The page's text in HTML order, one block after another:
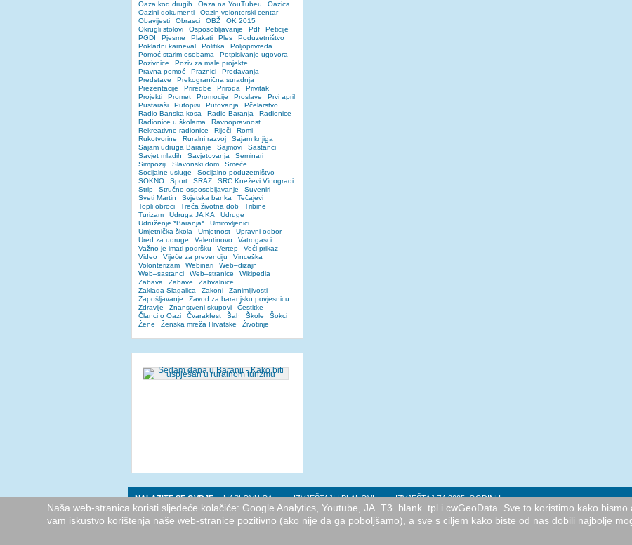
Oaza kod drugih
Oaza na YouTubeu
Oazica
Oazini dokumenti
Oazin volonterski centar
Obavijesti
Obrasci OBŽ
OK 2015
Okrugli stolovi
Osposobljavanje Pdf
Peticije
PGDI
Pjesme Plakati Ples
Poduzetništvo
Pokladni karneval
Politika
Poljoprivreda
Pomoć starim osobama
Potpisivanje ugovora
Pozivnice
Poziv za male projekte
Pravna pomoć
Praznici
Predavanja
Predstave
Prekogranična suradnja
Prezentacije
Priredbe Priroda
Privitak
Projekti
Promet Promocije Proslave
Prvi april
Pustaraši
Putopisi Putovanja
Pčelarstvo
Radio Banska kosa
Radio Baranja
Radionice
Radionice u školama
Ravnopravnost
Rekreativne radionice
Riječi
Romi
Rukotvorine
Ruralni razvoj
Sajam knjiga
Sajam udruga Baranje
Sajmovi
Sastanci
Savjet mladih
Savjetovanja
Seminari
Simpoziji
Slavonski dom
Smeće
Socijalne usluge
Socijalno poduzetništvo
SOKNO
Sport SRAZ
SRC Kneževi Vinogradi
Strip
Stručno osposobljavanje
Suveniri
Sveti Martin
Svjetska banka
Tečajevi
Topli obroci
Treća životna dob
Tribine
Turizam
Udruga JA KA
Udruge
Udruženje *Baranja*
Umirovljenici
Umjetnička škola
Umjetnost
Upravni odbor
Ured za udruge
Valentinovo
Vatrogasci
Važno je imati podršku
Vertep
Veći prikaz
Video
Vijeće za prevenciju
Vinceška
Volonterizam
Webinari
Web–dizajn
Web–sastanci
Web–stranice
Wikipedia
Zabava
Zabave
Zahvalnice
Zaklada Slagalica
Zakoni
Zanimljivosti
Zapošljavanje
Zavod za baranjsku povjesnicu
Zdravlje
Znanstveni skupovi
Čestitke
Članci o Oazi
Čvarakfest Šah Škole
Šokci
Žene
Ženska mreža Hrvatske Životinje
NALAZITE SE OVDJE: NASLOVNICA IZVJEŠTAJI I PLANOVI IZVJEŠTAJ ZA 2005. GODINU
Naša web-stranica koristi sljedeće kolačiće: Google Analytics, Youtube, JA_T3_blank_tpl i cwGeoData. Sve to koristimo kako
vam iskustvo korištenja naše web-stranice pozitivno (ako nije da ga poboljšamo), a sve s ciljem kako biste od nas dobili najbolje